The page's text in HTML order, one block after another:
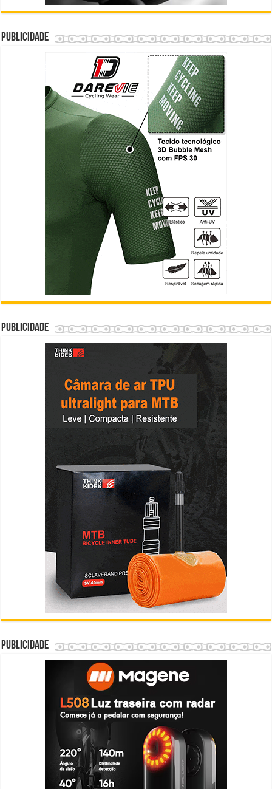
Publicidade
Publicidade
Publicidade